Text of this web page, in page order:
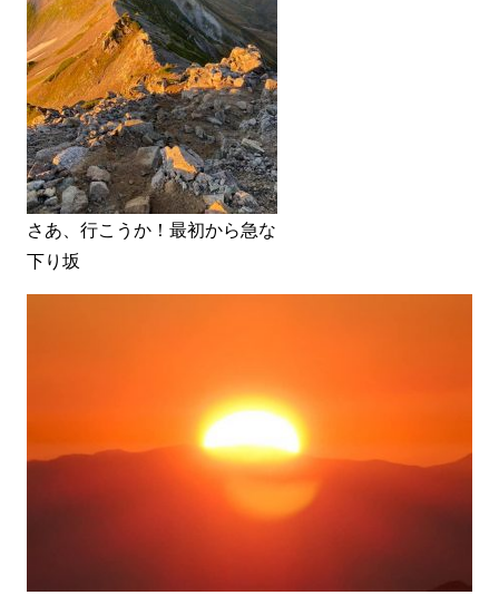
さあ、行こうか！最初から急な
下り坂